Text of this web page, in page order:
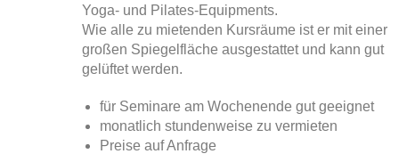
Yoga- und Pilates-Equipments.
Wie alle zu mietenden Kursräume ist er mit einer
großen Spiegelfläche ausgestattet und kann gut
gelüftet werden.
für Seminare am Wochenende gut geeignet
monatlich stundenweise zu vermieten
Preise auf Anfrage